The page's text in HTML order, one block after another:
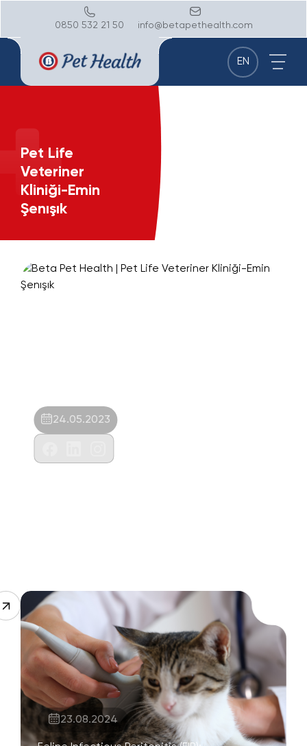
0850 532 21 50 info@betapethealth.com
EN
Pet Life
Veteriner
Kliniği-Emin
Şenışık
24.05.2023
23.08.2024